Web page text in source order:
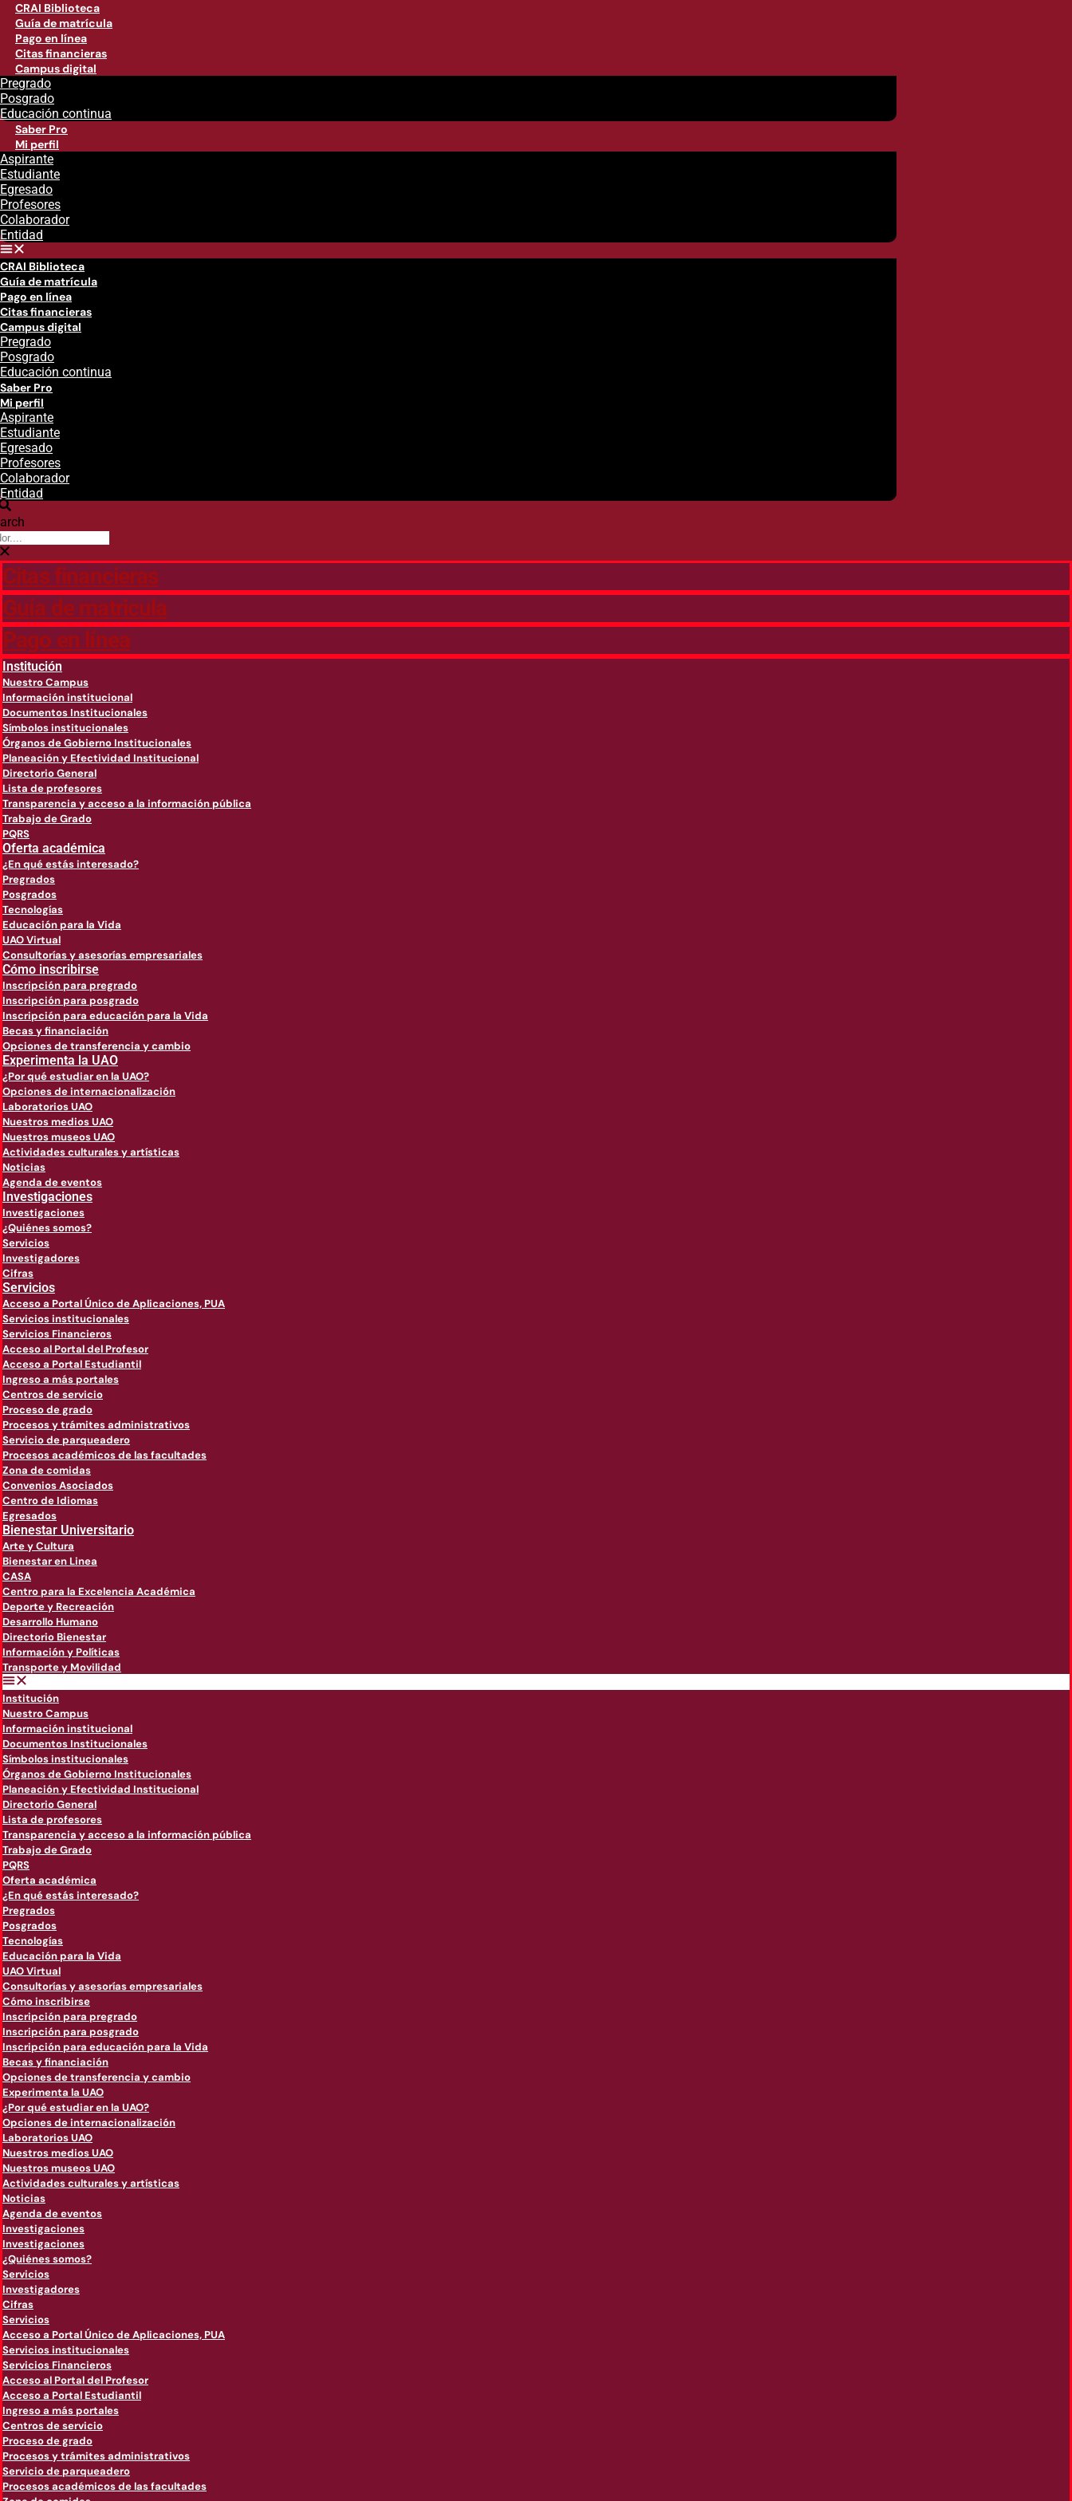
CRAI Biblioteca
Guía de matrícula
Pago en línea
Citas financieras
Campus digital
Pregrado
Posgrado
Educación continua
Saber Pro
Mi perfil
Aspirante
Estudiante
Egresado
Profesores
Colaborador
Entidad
CRAI Biblioteca
Guía de matrícula
Pago en línea
Citas financieras
Campus digital
Pregrado
Posgrado
Educación continua
Saber Pro
Mi perfil
Aspirante
Estudiante
Egresado
Profesores
Colaborador
Entidad
Citas financieras
Guía de matricula
Pago en línea
Institución
Nuestro Campus
Información institucional
Documentos Institucionales
Símbolos institucionales
Órganos de Gobierno Institucionales
Planeación y Efectividad Institucional
Directorio General
Lista de profesores
Transparencia y acceso a la información pública
Trabajo de Grado
PQRS
Oferta académica
¿En qué estás interesado?
Pregrados
Posgrados
Tecnologías
Educación para la Vida
UAO Virtual
Consultorías y asesorías empresariales
Cómo inscribirse
Inscripción para pregrado
Inscripción para posgrado
Inscripción para educación para la Vida
Becas y financiación
Opciones de transferencia y cambio
Experimenta la UAO
¿Por qué estudiar en la UAO?
Opciones de internacionalización
Laboratorios UAO
Nuestros medios UAO
Nuestros museos UAO
Actividades culturales y artísticas
Noticias
Agenda de eventos
Investigaciones
Investigaciones
¿Quiénes somos?
Servicios
Investigadores
Cifras
Servicios
Acceso a Portal Único de Aplicaciones, PUA
Servicios institucionales
Servicios Financieros
Acceso al Portal del Profesor
Acceso a Portal Estudiantil
Ingreso a más portales
Centros de servicio
Proceso de grado
Procesos y trámites administrativos
Servicio de parqueadero
Procesos académicos de las facultades
Zona de comidas
Convenios Asociados
Centro de Idiomas
Egresados
Bienestar Universitario
Arte y Cultura
Bienestar en Linea
CASA
Centro para la Excelencia Académica
Deporte y Recreación
Desarrollo Humano
Directorio Bienestar
Información y Políticas
Transporte y Movilidad
Institución
Nuestro Campus
Información institucional
Documentos Institucionales
Símbolos institucionales
Órganos de Gobierno Institucionales
Planeación y Efectividad Institucional
Directorio General
Lista de profesores
Transparencia y acceso a la información pública
Trabajo de Grado
PQRS
Oferta académica
¿En qué estás interesado?
Pregrados
Posgrados
Tecnologías
Educación para la Vida
UAO Virtual
Consultorías y asesorías empresariales
Cómo inscribirse
Inscripción para pregrado
Inscripción para posgrado
Inscripción para educación para la Vida
Becas y financiación
Opciones de transferencia y cambio
Experimenta la UAO
¿Por qué estudiar en la UAO?
Opciones de internacionalización
Laboratorios UAO
Nuestros medios UAO
Nuestros museos UAO
Actividades culturales y artísticas
Noticias
Agenda de eventos
Investigaciones
Investigaciones
¿Quiénes somos?
Servicios
Investigadores
Cifras
Servicios
Acceso a Portal Único de Aplicaciones, PUA
Servicios institucionales
Servicios Financieros
Acceso al Portal del Profesor
Acceso a Portal Estudiantil
Ingreso a más portales
Centros de servicio
Proceso de grado
Procesos y trámites administrativos
Servicio de parqueadero
Procesos académicos de las facultades